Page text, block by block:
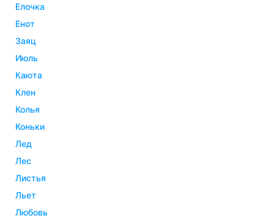
елочка
енот
заяц
июль
каюта
клен
колья
коньки
лед
лес
листья
льет
любовь